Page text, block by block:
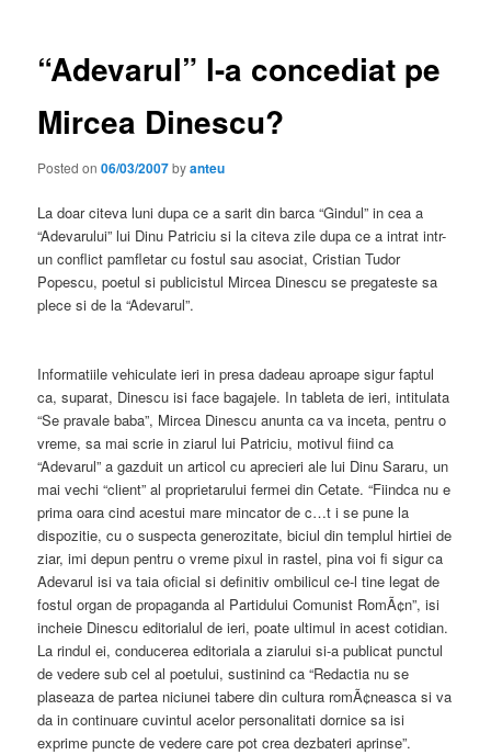
“Adevarul” l-a concediat pe
Mircea Dinescu?
Posted on06/03/2007byanteu
La doar citeva luni dupa ce a sarit din barca “Gindul” in cea a
“Adevarului” lui Dinu Patriciu si la citeva zile dupa ce a intrat intr-
un conflict pamfletar cu fostul sau asociat, Cristian Tudor
Popescu, poetul si publicistul Mircea Dinescu se pregateste sa
plece si de la “Adevarul”.
Informatiile vehiculate ieri in presa dadeau aproape sigur faptul
ca, suparat, Dinescu isi face bagajele. In tableta de ieri, intitulata
“Se pravale baba”, Mircea Dinescu anunta ca va inceta, pentru o
vreme, sa mai scrie in ziarul lui Patriciu, motivul fiind ca
“Adevarul” a gazduit un articol cu aprecieri ale lui Dinu Sararu, un
mai vechi “client” al proprietarului fermei din Cetate. “Fiindca nu e
prima oara cind acestui mare mincator de c…t i se pune la
dispozitie, cu o suspecta generozitate, biciul din templul hirtiei de
ziar, imi depun pentru o vreme pixul in rastel, pina voi fi sigur ca
Adevarul isi va taia oficial si definitiv ombilicul ce-l tine legat de
fostul organ de propaganda al Partidului Comunist RomÃ¢n”, isi
incheie Dinescu editorialul de ieri, poate ultimul in acest cotidian.
La rindul ei, conducerea editoriala a ziarului si-a publicat punctul
de vedere sub cel al poetului, sustinind ca “Redactia nu se
plaseaza de partea niciunei tabere din cultura romÃ¢neasca si va
da in continuare cuvintul acelor personalitati dornice sa isi
exprime puncte de vedere care pot crea dezbateri aprinse”.